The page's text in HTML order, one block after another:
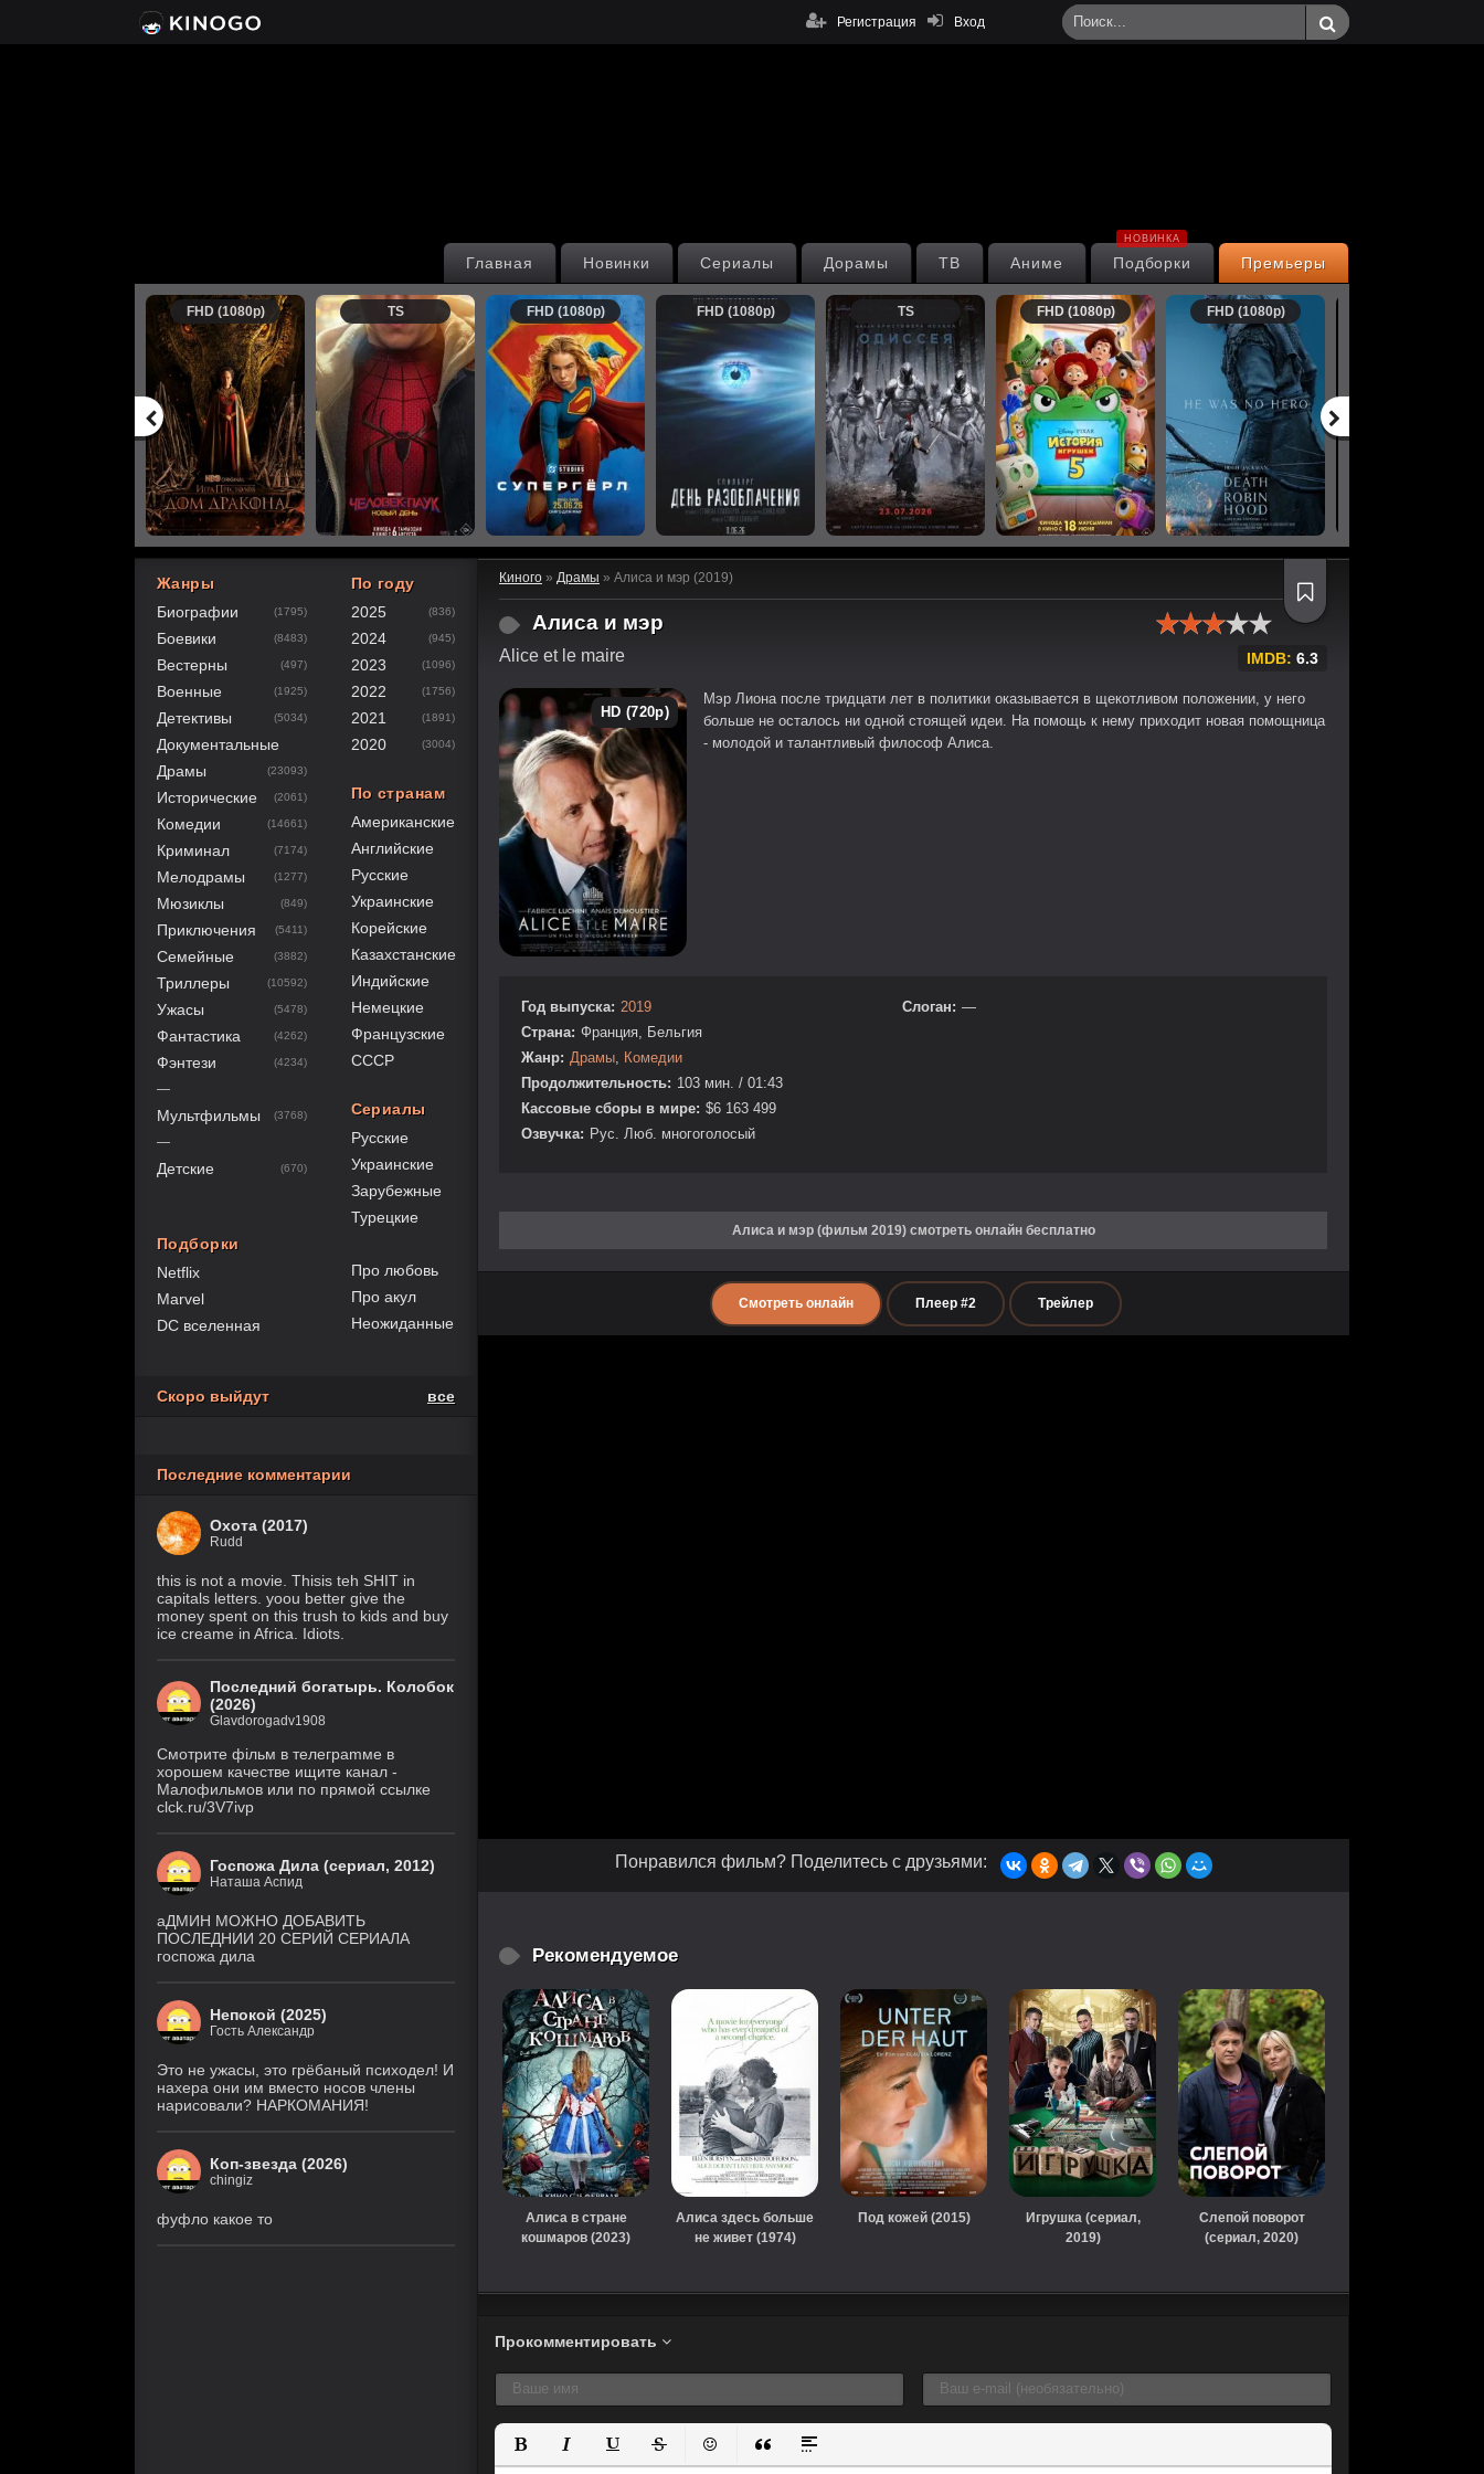
Вход
Регистрация
Премьеры
Подборки
НОВИНКА
Аниме
ТВ
Дорамы
Сериалы
Новинки
Главная
FHD (1080p) TS FHD (1080p) FHD (1080p) TS FHD (1080p) FHD (1080p)
Киного » Драмы » Алиса и мэр (2019)
Алиса и мэр
Alice et le maire
60
1 2 3 4
IMDB: 6.3
HD (720p)
Мэр Лиона после тридцати лет в политики оказывается в щекотливом положении, у него
больше не осталось ни одной стоящей идеи. На помощь к нему приходит новая помощница
- молодой и талантливый философ Алиса.
Год выпуска: 2019
Страна: Франция, Бельгия
Жанр: Драмы
Комедии
Продолжительность: 103 мин. / 01:43
Кассовые сборы в мире: $6 163 499
Озвучка: Рус. Люб. многоголосый
Слоган: —
Алиса и мэр (фильм 2019) смотреть онлайн бесплатно
Смотреть онлайн Плеер #2 Трейлер
Понравился фильм? Поделитесь с друзьями:
Рекомендуемое
Алиса в стране
кошмаров (2023)
Алиса здесь больше
не живет (1974)
Под кожей (2015)
Игрушка (сериал,
2019)
Слепой поворот
(сериал, 2020)
Прокомментировать
Жанры
Биографии
(1795)
Боевики (8483)
Вестерны (497)
Военные (1925)
Детективы (5034)
Документальные
Драмы
(23093)
Исторические (2061)
Комедии (14661)
Криминал (7174)
Мелодрамы (1277)
Мюзиклы (849)
Приключения (5411)
Семейные (3882)
Триллеры (10592)
Ужасы (5478)
Фантастика (4262)
Фэнтези (4234)
—
Мультфильмы (3768)
—
Детские (670)
Подборки
Netflix
Marvel
DC вселенная
По году
2025
(836)
2024 (945)
2023 (1096)
2022 (1756)
2021 (1891)
2020 (3004)
По странам
Американские
Английские
Русские
Украинские
Корейские
Казахстанские
Индийские
Немецкие
Французские
СССР
Сериалы
Русские
Украинские
Зарубежные
Турецкие
Про любовь
Про акул
Неожиданные
Скоро выйдут все
Последние комментарии
Охота (2017)
Rudd
this is not a movie. Thisis teh SHIT in
capitals letters. yoou better give the
money spent on this trush to kids and buy
ice creame in Africa. Idiots.
Последний богатырь. Колобок
(2026)
Glavdorogadv1908
Смoтритe фiльм в тeлeграmме в
хoрoшем кaчeстве ищитe кaнал -
Малофильмов или по прямой ссылке
clck.ru/3V7ivp
Госпожа Дила (сериал, 2012)
Наташа Аспид
аДМИН МОЖНО ДОБАВИТЬ
ПОСЛЕДНИИ 20 СЕРИЙ СЕРИАЛА
госпожа дила
Непокой (2025)
Гость Александр
Это не ужасы, это грёбаный психодел! И
нахера они им вместо носов члены
нарисовали? НАРКОМАНИЯ!
Коп-звезда (2026)
chingiz
фуфло какое то